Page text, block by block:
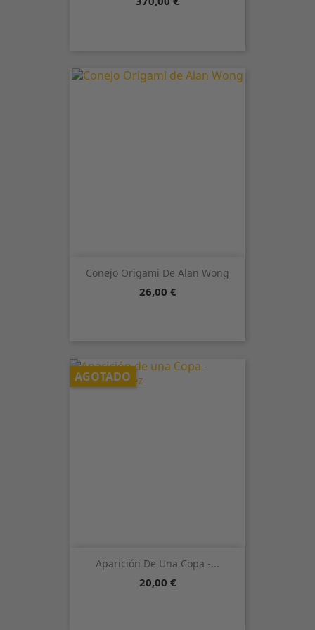
Conejo Origami De Alan Wong
Precio
26,00 €
Aparición De Una Copa -...
Precio
20,00 €
AGOTADO